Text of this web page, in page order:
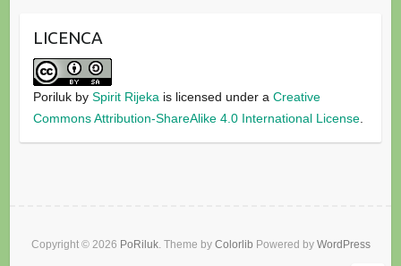
LICENCA
Porilukby Spirit Rijeka is licensed under a Creative
Commons Attribution-ShareAlike 4.0 International License.
Copyright © 2026 PoRiluk. Theme by Colorlib Powered by WordPress